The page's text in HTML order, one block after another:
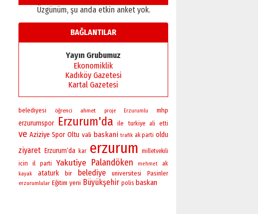
13 Mayıs 2026 Çarşamba
Esat BİNDESEN
Başkan Sekmen’den Erzurum’a
bir vizyon proje daha!
02 Ağustos 2026 Pazar
Üzgünüm, şu anda etkin anket yok.
BAĞLANTILAR
Yayın Grubumuz
Ekonomiklik
Kadıköy Gazetesi
Kartal Gazetesi
belediyesi öğrenci ahmet proje Erzurumlu mhp
erzurumspor Erzurum'da ile turkiye ali etti
ve Aziziye Spor Oltu vali baskani trafik ak parti oldu
ziyaret Erzurum’da kar erzurum milletvekili
icin il parti Yakutiye Palandöken mehmet ak
kayak ataturk bir belediye universitesi Pasinler
erzurumlular Eğitim yeni Büyükşehir polis baskan